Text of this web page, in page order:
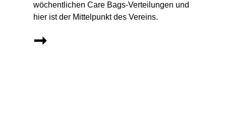
wöchentlichen Care Bags-Verteilungen und
hier ist der Mittelpunkt des Vereins.
➞